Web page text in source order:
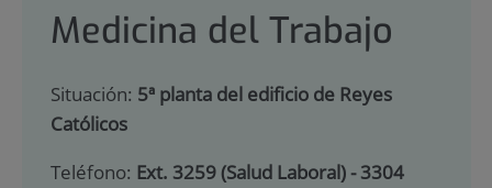
Medicina del Trabajo
Situación: 5ª planta del edificio de Reyes
Católicos
Teléfono: Ext. 3259 (Salud Laboral) - 3304